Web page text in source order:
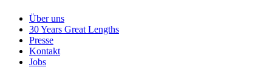
Über uns
30 Years Great Lengths
Presse
Kontakt
Jobs